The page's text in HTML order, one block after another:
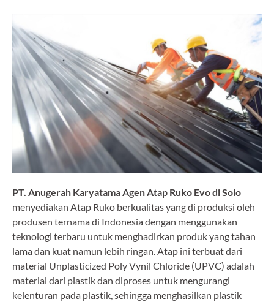
PT. Anugerah Karyatama Agen Atap Ruko Evo di Solo
menyediakan Atap Ruko berkualitas yang di produksi oleh
produsen ternama di Indonesia dengan menggunakan
teknologi terbaru untuk menghadirkan produk yang tahan
lama dan kuat namun lebih ringan. Atap ini terbuat dari
material Unplasticized Poly Vynil Chloride (UPVC) adalah
material dari plastik dan diproses untuk mengurangi
kelenturan pada plastik, sehingga menghasilkan plastik